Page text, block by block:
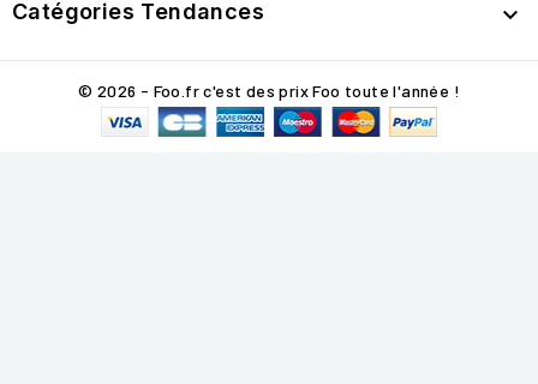
Catégories Tendances 
© 2026 - Foo.fr c'est des prix Foo toute l'année !